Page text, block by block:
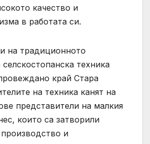
качество и
в работата си.
на традиционното
техника
край Стара
на техника канят на
представители на малкия
които са затворили
и